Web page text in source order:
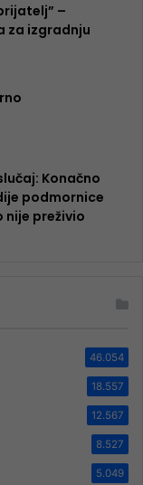
–
za izgradnju
Konačno
podmornice
nije preživio
46.054
18.557
12.567
8.527
5.049